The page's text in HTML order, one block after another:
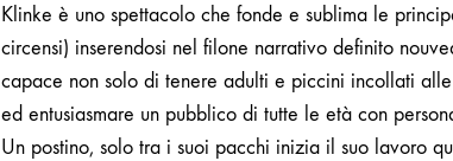
Klinke è uno spettacolo che fonde e sublima le
circensi) inserendosi nel filone narrativo definito
capace non solo di tenere adulti e piccini incollati
ed entusiasmare un pubblico di tutte le età con
Un postino, solo tra i suoi pacchi inizia il suo lavoro